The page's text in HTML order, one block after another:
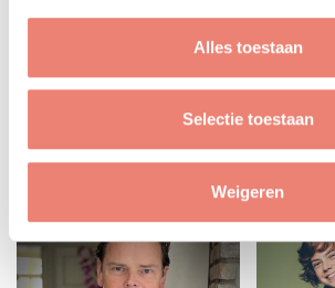
Alles toestaan
Selectie toestaan
Weigeren